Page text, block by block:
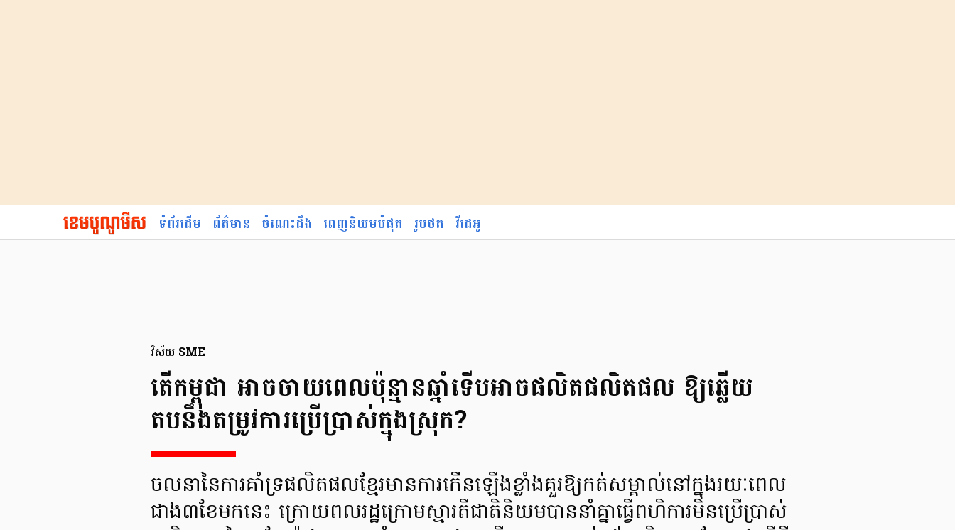
ទំព័រដើម ព័ត៌មាន ចំណេះដឹង ពេញនិយមបំផុត រូបថត វីដេអូ
វិស័យ SME
តើកម្ពុជា អាចចាយពេលប៉ុន្មានឆ្នាំទើបអាចផលិតផលិតផល ឱ្យឆ្លើយ
តបនឹងតម្រូវការប្រើប្រាស់ក្នុងស្រុក?
ចលនានៃការគាំទ្រផលិតផលខ្មែរមានការកើនឡើងខ្លាំងគួរឱ្យកត់សម្គាល់នៅក្នុងរយៈពេល
ជាង៣ខែមកនេះ ក្រោយពលរដ្ឋក្រោមស្មារតីជាតិនិយមបាននាំគ្នាធ្វើពហិការមិនប្រើប្រាស់